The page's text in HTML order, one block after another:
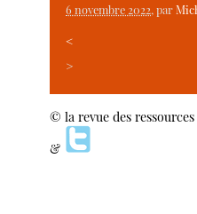
6 novembre 2022, par
<
>
© la revue des
&